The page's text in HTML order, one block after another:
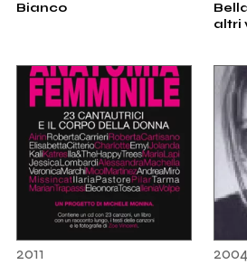
Bianco
altri
2011 2004